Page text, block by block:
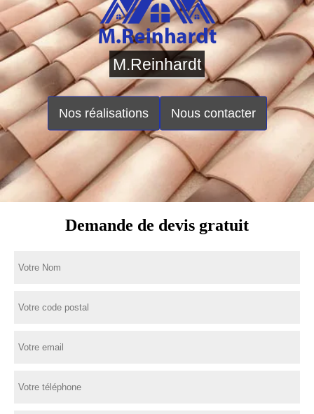
M.Reinhardt
Nos réalisations Nous contacter
Demande de devis gratuit